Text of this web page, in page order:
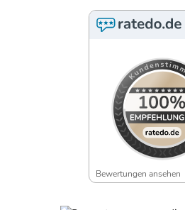
Bewertungen ansehen